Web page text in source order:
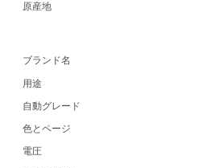
原産地
ブランド名
用途
自動グレード
色とページ
電圧